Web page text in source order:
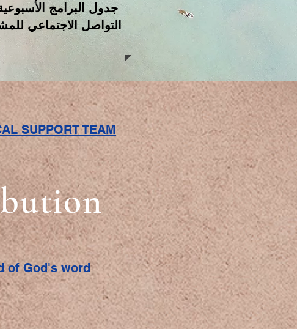
جدول البرامج
التواصل الاجتماعي
SUPPORT TEAM
of God's word